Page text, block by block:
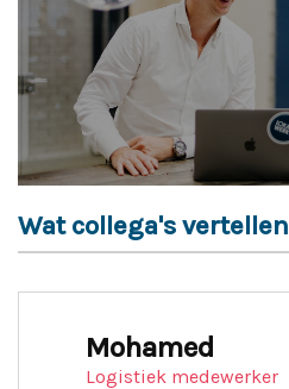
Wat collega's vertellen
Mohamed
Logistiek medewerker